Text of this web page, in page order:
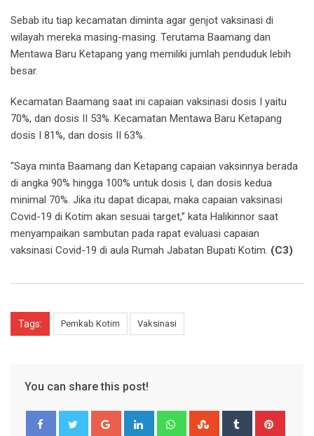
Sebab itu tiap kecamatan diminta agar genjot vaksinasi di
wilayah mereka masing-masing. Terutama Baamang dan
Mentawa Baru Ketapang yang memiliki jumlah penduduk lebih
besar.
Kecamatan Baamang saat ini capaian vaksinasi dosis I yaitu
70%, dan dosis II 53%. Kecamatan Mentawa Baru Ketapang
dosis I 81%, dan dosis II 63%.
“Saya minta Baamang dan Ketapang capaian vaksinnya berada
di angka 90% hingga 100% untuk dosis I, dan dosis kedua
minimal 70%. Jika itu dapat dicapai, maka capaian vaksinasi
Covid-19 di Kotim akan sesuai target,” kata Halikinnor saat
menyampaikan sambutan pada rapat evaluasi capaian
vaksinasi Covid-19 di aula Rumah Jabatan Bupati Kotim. (C3)
Tags: Pemkab Kotim Vaksinasi
You can share this post!
Google+ LinkedIn WhatsappStumbleUpon
Tumblr